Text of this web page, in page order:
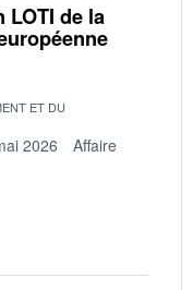
LOTI de la
ET DU
2026
Affaire